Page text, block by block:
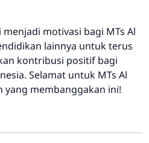
motivasi bagi MTs Al
lainnya untuk terus
kontribusi positif bagi
Selamat untuk MTs Al
yang membanggakan ini!